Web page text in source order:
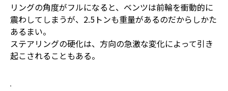
リングの角度がフルになると、ベンツは前輪を衝動的に
震わしてしまうが、2.5トンも重量があるのだからしかた
あるまい。
ステアリングの硬化は、方向の急激な変化によって引き
起こされることもある。